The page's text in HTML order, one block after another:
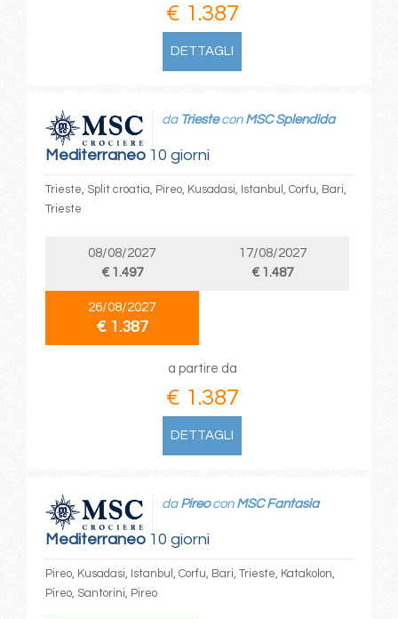
€ 1.387
DETTAGLI
Mediterraneo10 giorni
da Triestecon MSC Splendida
Trieste, Split croatia, Pireo, Kusadasi, Istanbul, Corfu, Bari,
Trieste
08/08/2027
€ 1.497
17/08/2027
€ 1.487
26/08/2027
€ 1.387
a partire da
€ 1.387
DETTAGLI
Mediterraneo10 giorni
da Pireocon MSC Fantasia
Pireo, Kusadasi, Istanbul, Corfu, Bari, Trieste, Katakolon,
Pireo, Santorini, Pireo